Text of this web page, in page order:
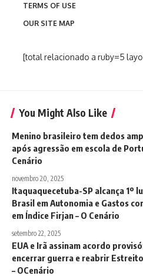
TERMS OF USE
OUR SITE MAP
[total relacionado a ruby=5
You Might Also Like
Menino brasileiro tem dedos
após agressão em escola de
Cenário
novembro 20, 2025
Itaquaquecetuba-SP alcança 1º
Brasil em Autonomia e Gastos
em Índice Firjan – O Cenário
setembro 22, 2025
EUA e Irã assinam acordo
encerrar guerra e reabrir
– OCenário